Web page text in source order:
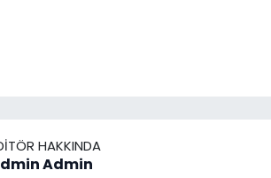
HAKKINDA
Admin